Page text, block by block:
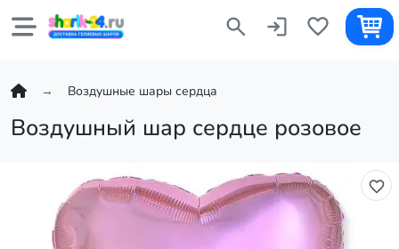
Воздушные шары сердца
Воздушный шар сердце розовое